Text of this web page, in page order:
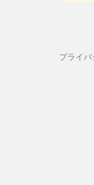
プライ